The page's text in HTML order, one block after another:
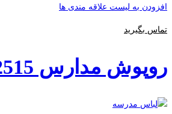
افزودن به لیست علاقه مندی ها
تماس بگیرید
روپوش مدارس 2515